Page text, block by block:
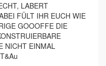
LABERT
FÜLT IHR EUCH WIE
GOOOFFE DIE
NICHT EINMAL